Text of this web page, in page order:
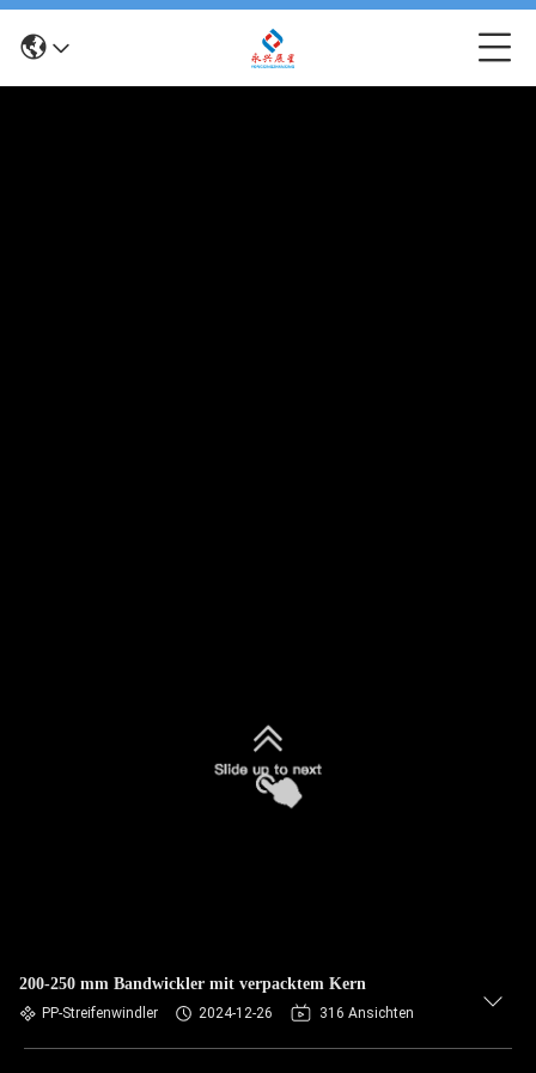
200-250 mm Bandwickler mit verpacktem Kern
PP-Streifenwindler 2024-12-26 316 Ansichten